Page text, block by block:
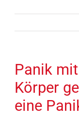
Panik
Körper
eine